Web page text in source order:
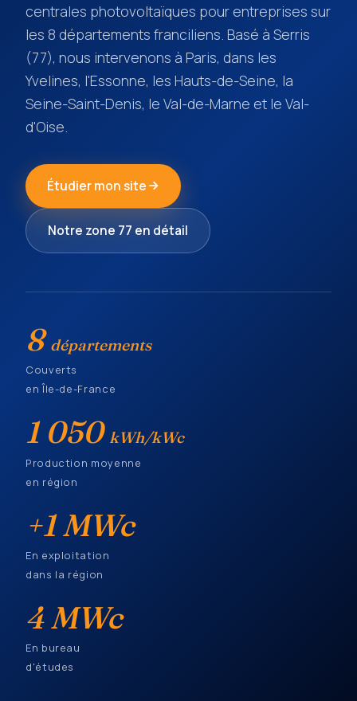
centrales photovoltaïques pour entreprises sur
les 8 départements franciliens. Basé à Serris
(77), nous intervenons à Paris, dans les
Yvelines, l'Essonne, les Hauts-de-Seine, la
Seine-Saint-Denis, le Val-de-Marne et le Val-
d'Oise.
Étudier mon site
Notre zone 77 en détail
8 départements
Couverts
en Île-de-France
1 050 kWh/kWc
Production moyenne
en région
+1 MWc
En exploitation
dans la région
4 MWc
En bureau
d'études